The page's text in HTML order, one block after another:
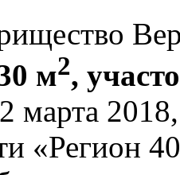
м2,
марта
«Регион